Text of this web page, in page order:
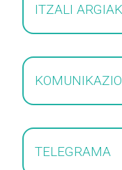
ITZALI
TELEGRAMA